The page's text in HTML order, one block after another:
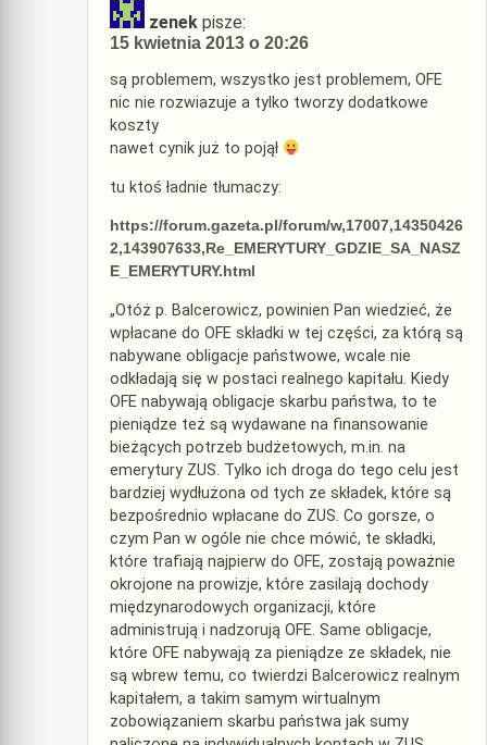
zenek pisze:
15 kwietnia 2013 o 20:26
są problemem, wszystko jest problemem, OFE
nic nie rozwiazuje a tylko tworzy dodatkowe
koszty
nawet cynik już to pojął
tu ktoś ładnie tłumaczy:
https://forum.gazeta.pl/forum/w,17007,14350426
2,143907633,Re_EMERYTURY_GDZIE_SA_NASZ
E_EMERYTURY.html
„Otóż p. Balcerowicz, powinien Pan wiedzieć, że
wpłacane do OFE składki w tej części, za którą są
nabywane obligacje państwowe, wcale nie
odkładają się w postaci realnego kapitału. Kiedy
OFE nabywają obligacje skarbu państwa, to te
pieniądze też są wydawane na finansowanie
bieżących potrzeb budżetowych, m.in. na
emerytury ZUS. Tylko ich droga do tego celu jest
bardziej wydłużona od tych ze składek, które są
bezpośrednio wpłacane do ZUS. Co gorsze, o
czym Pan w ogóle nie chce mówić, te składki,
które trafiają najpierw do OFE, zostają poważnie
okrojone na prowizje, które zasilają dochody
międzynarodowych organizacji, które
administrują i nadzorują OFE. Same obligacje,
które OFE nabywają za pieniądze ze składek, nie
są wbrew temu, co twierdzi Balcerowicz realnym
kapitałem, a takim samym wirtualnym
zobowiązaniem skarbu państwa jak sumy